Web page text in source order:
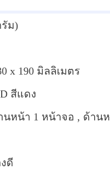
รัม)
x 190 มิลลิเมตร
สีแดง
หน้า 1 หน้าจอ , ด้าน
ดี